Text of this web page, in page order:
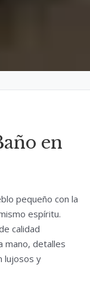
en
pequeño con la
espíritu.
calidad
mano, detalles
lujosos y